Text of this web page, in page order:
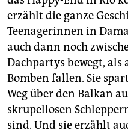
erzählt die ganze
Teenagerinnen in
auch dann noch
Dachpartys bewegt, als
Bomben fallen. Sie
Weg über den Balkan
skrupellosen
sind. Und sie erzählt